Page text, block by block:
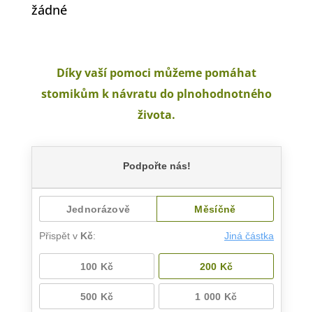
žádné
Díky vaší pomoci můžeme pomáhat
stomikům k návratu do plnohodnotného
života.